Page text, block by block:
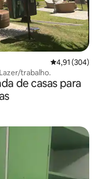
4,91 de uma
4,91 (304)
trabalho.
de casas para